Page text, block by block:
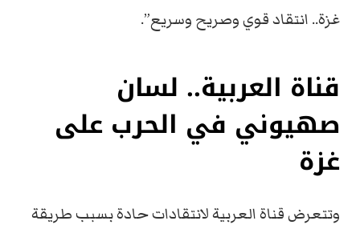
غزة.. انتقاد قوي وصريح وسريع”.
قناة العربية.. لسان
صهيوني في الحرب على
غزة
وتتعرض قناة العربية لانتقادات حادة بسبب طريقة